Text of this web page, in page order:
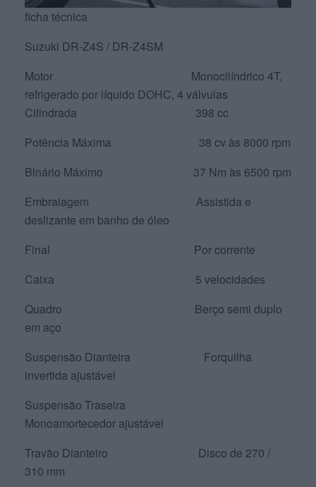
ficha técnica
Suzuki DR-Z4S / DR-Z4SM
Motor Monocilíndrico 4T,
refrigerado por líquido DOHC, 4 válvulas
Cilindrada 398 cc
Potência Máxima 38 cv às 8000 rpm
Binário Máximo 37 Nm às 6500 rpm
Embraiagem Assistida e
deslizante em banho de óleo
Final Por corrente
Caixa 5 velocidades
Quadro Berço semi duplo
em aço
Suspensão Dianteira Forquilha
invertida ajustável
Suspensão Traseira
Monoamortecedor ajustável
Travão Dianteiro Disco de 270 /
310 mm